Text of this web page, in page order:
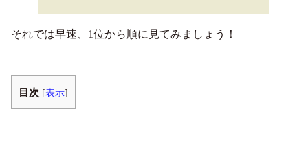
それでは早速、1位から順に見てみましょう！
目次 [表示]